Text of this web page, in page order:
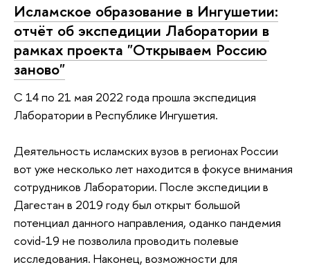
Исламское образование в Ингушетии:
отчёт об экспедиции Лаборатории в
рамках проекта "Открываем Россию
заново"
С 14 по 21 мая 2022 года прошла экспедиция
Лаборатории в Республике Ингушетия.
Деятельность исламских вузов в регионах России
вот уже несколько лет находится в фокусе внимания
сотрудников Лаборатории. После экспедиции в
Дагестан в 2019 году был открыт большой
потенциал данного направления, оданко пандемия
covid-19 не позволила проводить полевые
исследования. Наконец, возможности для